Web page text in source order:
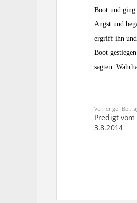
Boot und ging
Angst und
ergriff ihn und
Boot
sagten:
Vorheriger
Predigt vom
3.8.2014